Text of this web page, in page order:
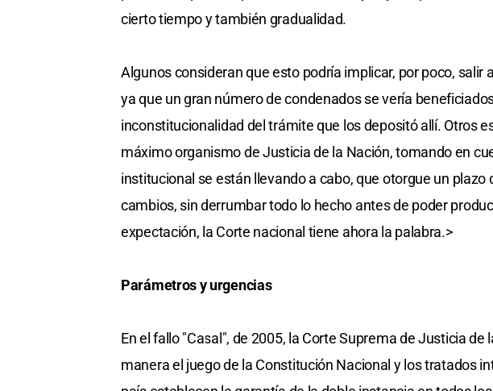
cierto tiempo y también gradualidad.
Algunos consideran que esto podría implicar, por poco, salir
ya que un gran número de condenados se vería
inconstitucionalidad del trámite que los depositó allí. Otros
máximo organismo de Justicia de la Nación, tomando en
institucional se están llevando a cabo, que otorgue un
cambios, sin derrumbar todo lo hecho antes de poder
expectación, la Corte nacional tiene ahora la palabra.>
Parámetros y urgencias
En el fallo "Casal", de 2005, la Corte Suprema de Justicia
manera el juego de la Constitución Nacional y los tratados